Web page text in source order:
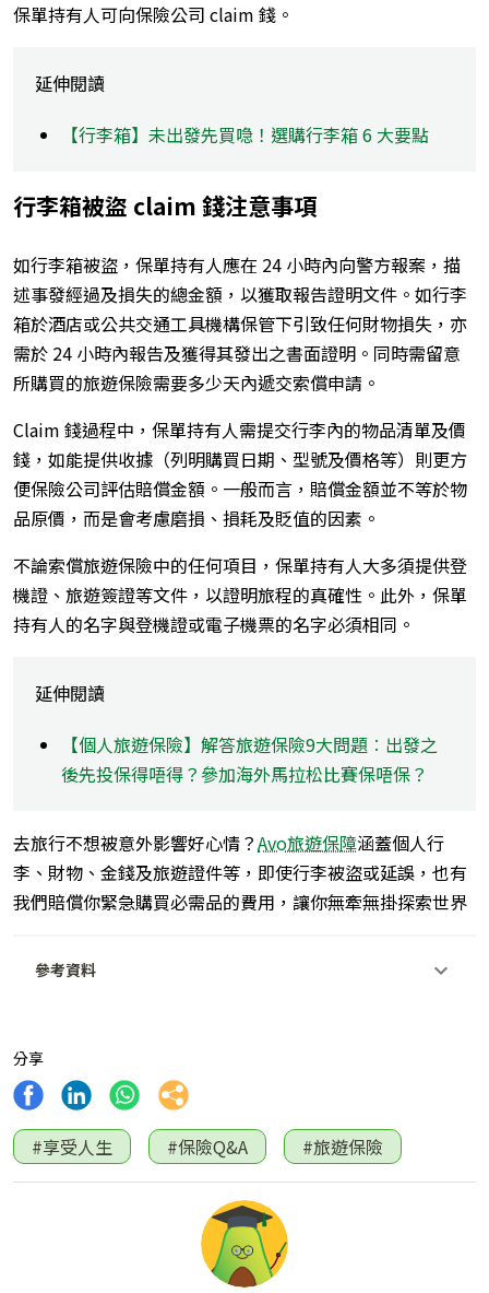
保單持有人可向保險公司 claim 錢。
延伸閱讀
【行李箱】未出發先買喼！選購行李箱 6 大要點
行李箱被盜 claim 錢注意事項
如行李箱被盜，保單持有人應在 24 小時內向警方報案，描
述事發經過及損失的總金額，以獲取報告證明文件。如行李
箱於酒店或公共交通工具機構保管下引致任何財物損失，亦
需於 24 小時內報告及獲得其發出之書面證明。同時需留意
所購買的旅遊保險需要多少天內遞交索償申請。
Claim 錢過程中，保單持有人需提交行李內的物品清單及價
錢，如能提供收據（列明購買日期、型號及價格等）則更方
便保險公司評估賠償金額。一般而言，賠償金額並不等於物
品原價，而是會考慮磨損、損耗及貶值的因素。
不論索償旅遊保險中的任何項目，保單持有人大多須提供登
機證、旅遊簽證等文件，以證明旅程的真確性。此外，保單
持有人的名字與登機證或電子機票的名字必須相同。
延伸閱讀
【個人旅遊保險】解答旅遊保險9大問題︰出發之
後先投保得唔得？參加海外馬拉松比賽保唔保？
去旅行不想被意外影響好心情？Avo旅遊保障涵蓋個人行
李、財物、金錢及旅遊證件等 ，即使行李被盜或延誤，也有
我們賠償你緊急購買必需品的費用，讓你無牽無掛探索世界
參考資料
分享
#享受人生 #保險Q&A #旅遊保險